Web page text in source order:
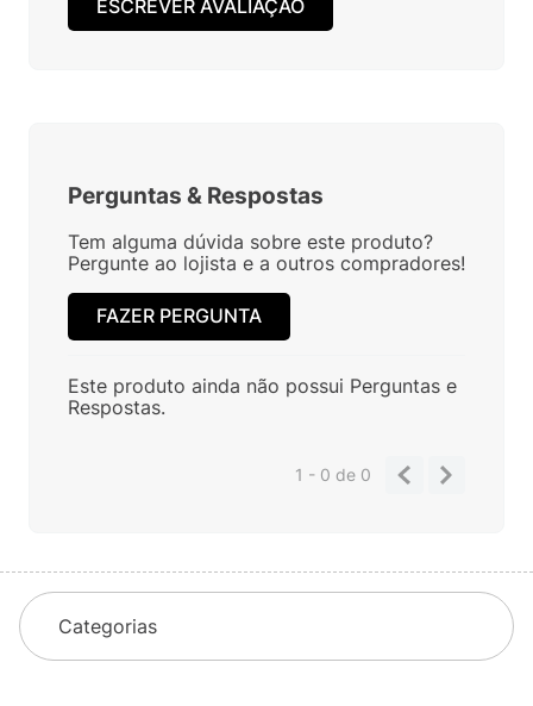
ESCREVER AVALIAÇÃO
Perguntas & Respostas
Tem alguma dúvida sobre este produto?
Pergunte ao lojista e a outros compradores!
FAZER PERGUNTA
Este produto ainda não possui Perguntas e
Respostas.
1 - 0de 0
Categorias